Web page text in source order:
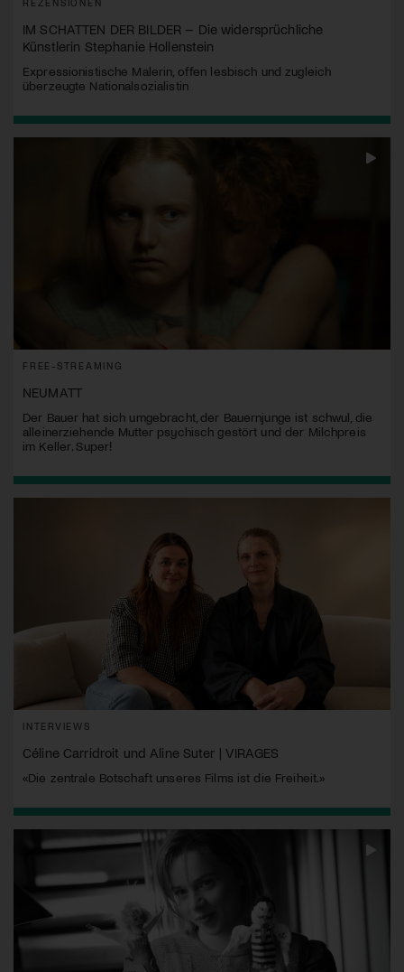
IM SCHATTEN DER BILDER – Die widersprüchliche
Künstlerin Stephanie Hollenstein
Expressionistische Malerin, offen lesbisch und zugleich
überzeugte Nationalsozialistin
FREE-STREAMING
NEUMATT
Der Bauer hat sich umgebracht, der Bauernjunge ist schwul, die
alleinerziehende Mutter psychisch gestört und der Milchpreis
im Keller. Super!
INTERVIEWS
Céline Carridroit und Aline Suter | VIRAGES
«Die zentrale Botschaft unseres Films ist die Freiheit.»